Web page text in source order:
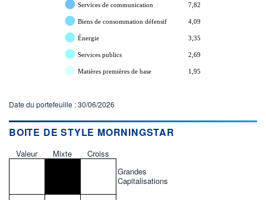
Services de communication 7,82
Biens de consommation défensif 4,09
Énergie 3,35
Services publics 2,69
Matières premières de base 1,95
Date du portefeuille : 30/06/2026
BOITE DE STYLE MORNINGSTAR
Valeur Mixte
Croiss
Grandes
Capitalisations